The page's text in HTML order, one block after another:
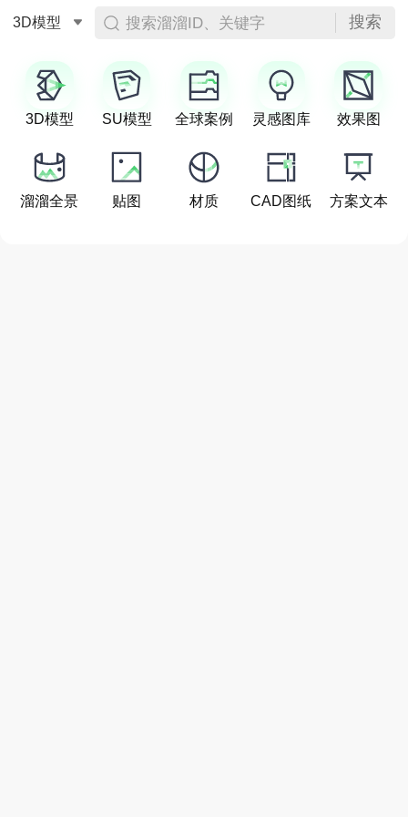
3D模型 搜索溜溜ID、关键字 搜索
3D模型 SU模型 全球案例 灵感图库 效果图
溜溜全景 贴图 材质 CAD图纸 方案文本